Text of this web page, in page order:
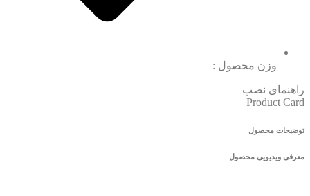
وزن محصول :
راهنمای نصب
Product Card
توضیحات محصول
معرفی ویدیویی محصول